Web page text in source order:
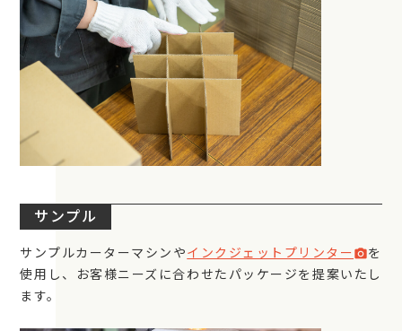
サンプル
サンプルカーターマシンやインクジェットプリンターphoto_cameraを
使用し、お客様ニーズに合わせたパッケージを提案いたし
ます。